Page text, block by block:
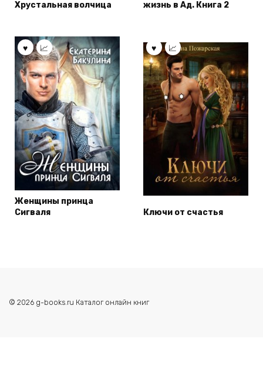
Хрустальная волчица
жизнь в Ад. Книга 2
Женщины принца
Сигваля
Ключи от счастья
© 2026 g-books.ru Каталог онлайн книг